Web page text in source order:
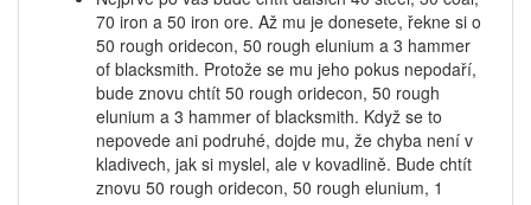
70 iron a 50 iron ore. Až mu je donesete, řekne si o
50 rough oridecon, 50 rough elunium a 3 hammer
of blacksmith. Protože se mu jeho pokus nepodaří,
bude znovu chtít 50 rough oridecon, 50 rough
elunium a 3 hammer of blacksmith. Když se to
nepovede ani podruhé, dojde mu, že chyba není v
kladivech, jak si myslel, ale v kovadlině. Bude chtít
znovu 50 rough oridecon, 50 rough elunium, 1